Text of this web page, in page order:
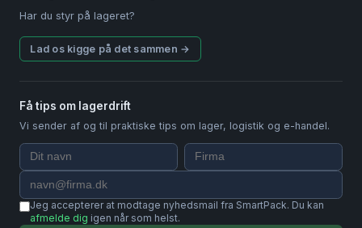
Har du styr på lageret?
Lad os kigge på det sammen →
Få tips om lagerdrift
Vi sender af og til praktiske tips om lager, logistik og e-handel.
Jeg accepterer at modtage nyhedsmail fra SmartPack. Du kan
afmelde dig igen når som helst.